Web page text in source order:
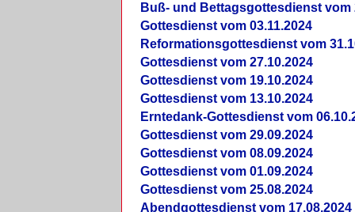
Buß- und Bettagsgottesdienst vom
Gottesdienst vom 03.11.2024
Reformationsgottesdienst vom
Gottesdienst vom 27.10.2024
Gottesdienst vom 19.10.2024
Gottesdienst vom 13.10.2024
Erntedank-Gottesdienst vom
Gottesdienst vom 29.09.2024
Gottesdienst vom 08.09.2024
Gottesdienst vom 01.09.2024
Gottesdienst vom 25.08.2024
Abendgottesdienst vom 17.08.2024